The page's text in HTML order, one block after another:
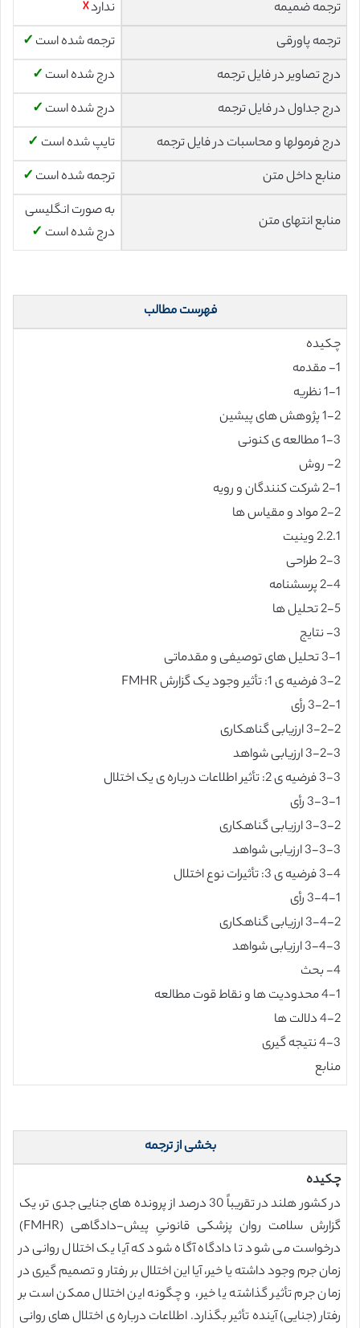
ترجمه ضمیمه ندارد☓
ترجمه پاورقی
ترجمه شده است ✓
درج تصاویر در فایل ترجمه
درج شده است ✓
درج جداول در فایل ترجمه
درج شده است ✓
درج فرمولها و محاسبات در فایل ترجمه
تایپ شده است ✓
منابع داخل متن
ترجمه شده است ✓
منابع انتهای متن
به صورت انگلیسی
درج شده است ✓
فهرست مطالب
چکیده
1- مقدمه
1-1 نظریه
1-2 پژوهش های پیشین
1-3 مطالعه ی کنونی
2- روش
2-1 شرکت کنندگان و رویه
2-2 مواد و مقیاس ها
2.2.1 وینیت
2-3 طراحی
2-4 پرسشنامه
2-5 تحلیل ها
3- نتایج
3-1 تحلیل های توصیفی و مقدماتی
3-2 فرضیه ی 1: تأثیر وجود یک گزارش FMHR
3-2-1 رأی
3-2-2 ارزیابی گناهکاری
3-2-3 ارزیابی شواهد
3-3 فرضیه ی 2: تأثیر اطلاعات درباره ی یک اختلال
3-3-1 رأی
3-3-2 ارزیابی گناهکاری
3-3-3 ارزیابی شواهد
3-4 فرضیه ی 3: تأثیرات نوع اختلال
3-4-1 رأی
3-4-2 ارزیابی گناهکاری
3-4-3 ارزیابی شواهد
4- بحث
4-1 محدودیت ها و نقاط قوت مطالعه
4-2 دلالت ها
4-3 نتیجه گیری
منابع
بخشی از ترجمه
چکیده
در کشور هلند در تقریباً 30 درصد از پرونده های جنایی جدی تر، یک
گزارش سلامت روان پزشکی قانونیِ پیش-دادگاهی (FMHR)
درخواست می شود تا دادگاه آگاه شود که آیا یک اختلال روانی در
زمان جرم وجود داشته یا خیر، آیا این اختلال بر رفتار و تصمیم گیری در
زمان جرم تأثیر گذاشته یا خیر، و چگونه این اختلال ممکن است بر
رفتار (جنایی) آینده تأثیر بگذارد. اطلاعات درباره ی اختلال های روانی